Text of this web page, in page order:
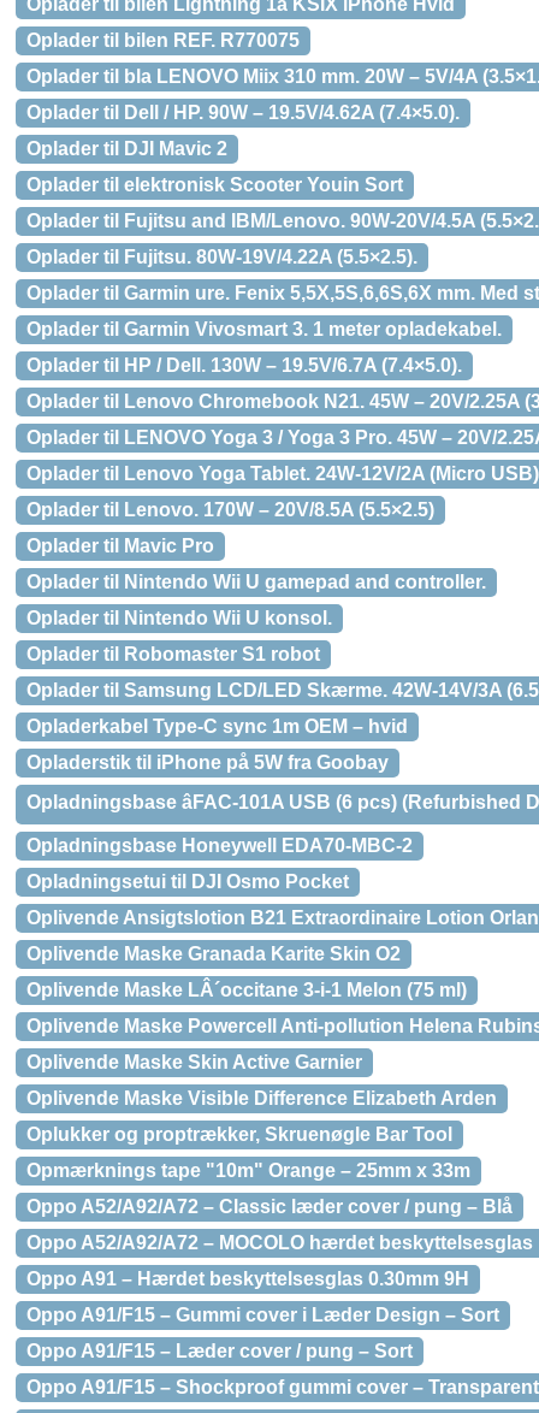
Oplader til bilen Lightning 1a KSIX iPhone Hvid
Oplader til bilen REF. R770075
Oplader til bla LENOVO Miix 310 mm. 20W – 5V/4A
Oplader til Dell / HP. 90W – 19.5V/4.62A (7.4×5.0).
Oplader til DJI Mavic 2
Oplader til elektronisk Scooter Youin Sort
Oplader til Fujitsu and IBM/Lenovo. 90W-20V/4.5A
Oplader til Fujitsu. 80W-19V/4.22A (5.5×2.5).
Oplader til Garmin ure. Fenix 5,5X,5S,6,6S,6X mm. Med
Oplader til Garmin Vivosmart 3. 1 meter opladekabel.
Oplader til HP / Dell. 130W – 19.5V/6.7A (7.4×5.0).
Oplader til Lenovo Chromebook N21. 45W – 20V/2.25A
Oplader til LENOVO Yoga 3 / Yoga 3 Pro. 45W – 20V/
Oplader til Lenovo Yoga Tablet. 24W-12V/2A (Micro
Oplader til Lenovo. 170W – 20V/8.5A (5.5×2.5)
Oplader til Mavic Pro
Oplader til Nintendo Wii U gamepad and controller.
Oplader til Nintendo Wii U konsol.
Oplader til Robomaster S1 robot
Oplader til Samsung LCD/LED Skærme. 42W-14V/3A
Opladerkabel Type-C sync 1m OEM – hvid
Opladerstik til iPhone på 5W fra Goobay
Opladningsbase âFAC-101A USB (6 pcs) (Refurbished
Opladningsbase Honeywell EDA70-MBC-2
Opladningsetui til DJI Osmo Pocket
Oplivende Ansigtslotion B21 Extraordinaire Lotion
Oplivende Maske Granada Karite Skin O2
Oplivende Maske LÂ´occitane 3-i-1 Melon (75 ml)
Oplivende Maske Powercell Anti-pollution Helena
Oplivende Maske Skin Active Garnier
Oplivende Maske Visible Difference Elizabeth Arden
Oplukker og proptrækker, Skruenøgle Bar Tool
Opmærknings tape "10m" Orange – 25mm x 33m
Oppo A52/A92/A72 – Classic læder cover / pung – Blå
Oppo A52/A92/A72 – MOCOLO hærdet
Oppo A91 – Hærdet beskyttelsesglas 0.30mm 9H
Oppo A91/F15 – Gummi cover i Læder Design – Sort
Oppo A91/F15 – Læder cover / pung – Sort
Oppo A91/F15 – Shockproof gummi cover – Transparent